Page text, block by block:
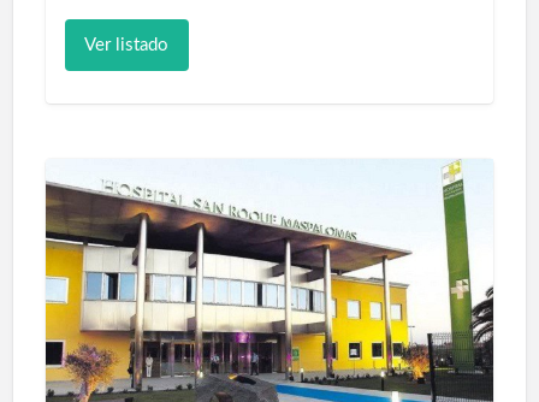
de angustia y ansiedad, dos trastornos
como parte de un trastorno de ansiedad.
Conozca cómo distinguir los síntomas
claros que definen el tipo de trastorno
que puede estar sufriendo y cómo
controlarlo.
Tratamos la depresión en sus diferentes
Ver listado